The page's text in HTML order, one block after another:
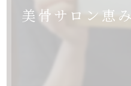
美骨サロン恵